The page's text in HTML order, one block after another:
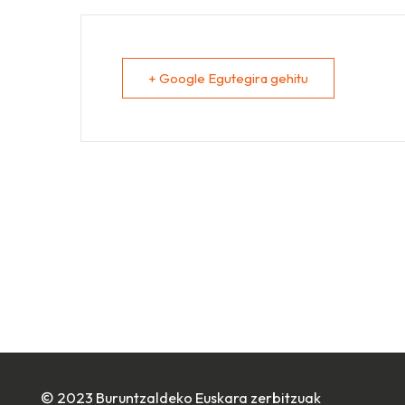
+ Google Egutegira gehitu
© 2023 Buruntzaldeko Euskara zerbitzuak